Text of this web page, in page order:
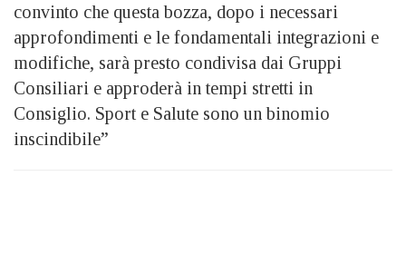
convinto che questa bozza, dopo i necessari
approfondimenti e le fondamentali integrazioni e
modifiche, sarà presto condivisa dai Gruppi
Consiliari e approderà in tempi stretti in
Consiglio. Sport e Salute sono un binomio
inscindibile”